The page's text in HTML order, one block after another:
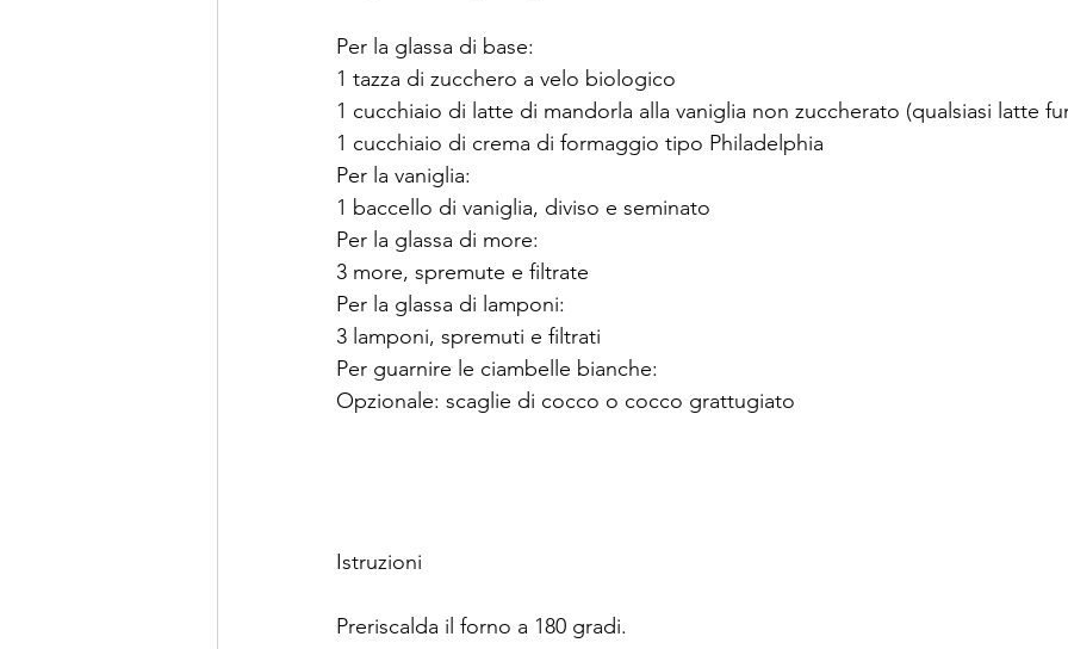
Per la glassa di base:
1 tazza di zucchero a velo biologico
1 cucchiaio di latte di mandorla alla vaniglia non zuccherato (qualsiasi latte
1 cucchiaio di crema di formaggio tipo Philadelphia
Per la vaniglia:
1 baccello di vaniglia, diviso e seminato
Per la glassa di more:
3 more, spremute e filtrate
Per la glassa di lamponi:
3 lamponi, spremuti e filtrati
Per guarnire le ciambelle bianche:
Opzionale: scaglie di cocco o cocco grattugiato
Istruzioni
Preriscalda il forno a 180 gradi.